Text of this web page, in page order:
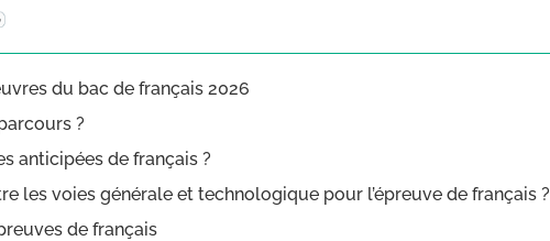
du bac de français 2026
?
anticipées de français ?
les voies générale et technologique pour l’épreuve de français ?
de français